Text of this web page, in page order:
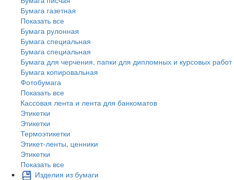
Бумага газетная
Показать все
Бумага рулонная
Бумага специальная
Бумага специальная
Бумага для черчения, папки для дипломных и курсовых работ
Бумага копировальная
Фотобумага
Показать все
Кассовая лента и лента для банкоматов
Этикетки
Этикетки
Термоэтикетки
Этикет-ленты, ценники
Этикетки
Показать все
Изделия из бумаги